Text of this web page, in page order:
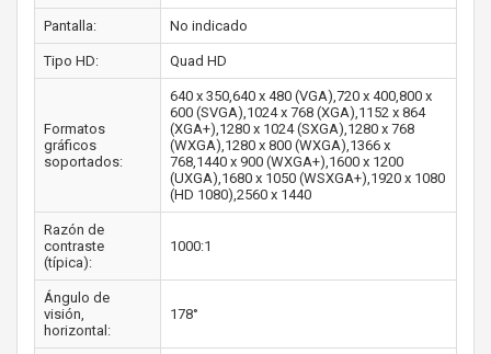
Pantalla: No indicado
Tipo HD: Quad HD
Formatos
gráficos
soportados:
640 x 350,640 x 480 (VGA),720 x 400,800 x
600 (SVGA),1024 x 768 (XGA),1152 x 864
(XGA+),1280 x 1024 (SXGA),1280 x 768
(WXGA),1280 x 800 (WXGA),1366 х
768,1440 x 900 (WXGA+),1600 x 1200
(UXGA),1680 x 1050 (WSXGA+),1920 x 1080
(HD 1080),2560 x 1440
Razón de
contraste
(típica):
1000:1
Ángulo de
visión,
horizontal:
178°